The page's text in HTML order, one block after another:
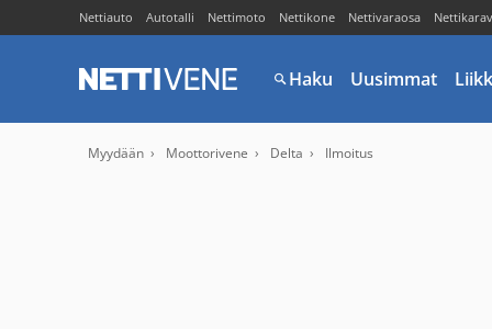
Nettiauto Autotalli Nettimoto Nettikone Nettivaraosa
Haku Uusimmat
Myydään Moottorivene Delta Ilmoitus